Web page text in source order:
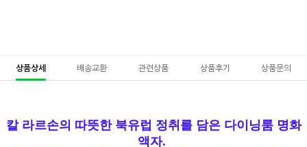
상품상세 배송교환 관련상품 상품후기 상품문의
칼 라르손의 따뜻한 북유럽 정취를 담은 다이닝룸 명화
액자.